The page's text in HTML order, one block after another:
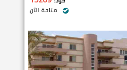
متاحة الآن